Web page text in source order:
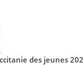
des jeunes